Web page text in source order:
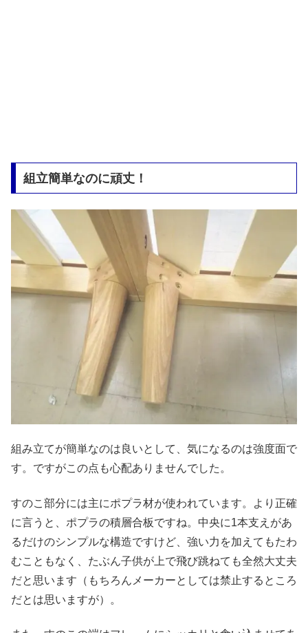
組立簡単なのに頑丈！
組み立てが簡単なのは良いとして、気になるのは強度面で
す。ですがこの点も心配ありませんでした。
すのこ部分には主にポプラ材が使われています。より正確
に言うと、ポプラの積層合板ですね。中央に1本支えがあ
るだけのシンプルな構造ですけど、強い力を加えてもたわ
むこともなく、たぶん子供が上で飛び跳ねても全然大丈夫
だと思います（もちろんメーカーとしては禁止するところ
だとは思いますが）。